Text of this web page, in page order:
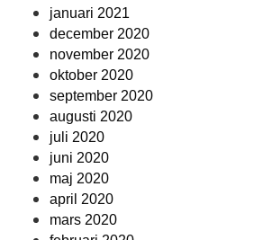
januari 2021
december 2020
november 2020
oktober 2020
september 2020
augusti 2020
juli 2020
juni 2020
maj 2020
april 2020
mars 2020